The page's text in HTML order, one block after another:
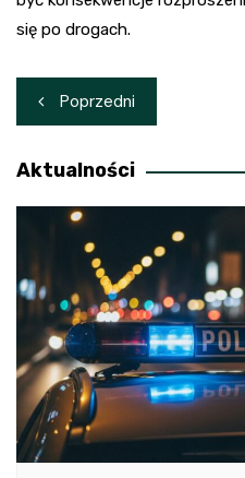
się po drogach.
Nawigacja
wpisu
Poprzedni
Aktualności